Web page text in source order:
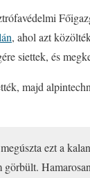
, ahol azt
siettek, és
majd
ezt a